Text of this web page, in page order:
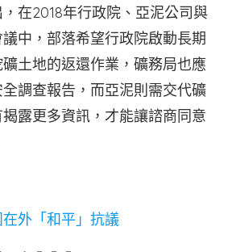
在2018年行政院、亞泥公司與
中，部落希望行政院啟動長期
土地的返還作業，礦務局也應
調查報告，而亞泥則需交代礦
露更多資訊，才能讓諮商同意
外「和平」抗議